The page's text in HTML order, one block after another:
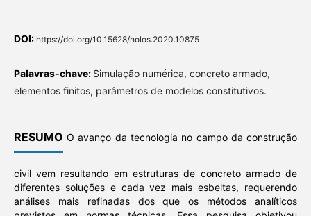
DOI: https://doi.org/10.15628/holos.2020.10875
Palavras-chave: Simulação numérica, concreto armado,
elementos finitos, parâmetros de modelos constitutivos.
RESUMO O avanço da tecnologia no campo da construção
civil vem resultando em estruturas de concreto armado de
diferentes soluções e cada vez mais esbeltas, requerendo
análises mais refinadas dos que os métodos analíticos